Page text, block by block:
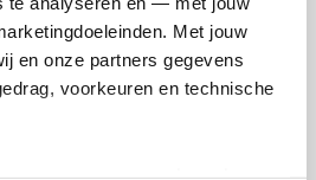
Met jouw
en onze partners gegevens
voorkeuren en technische